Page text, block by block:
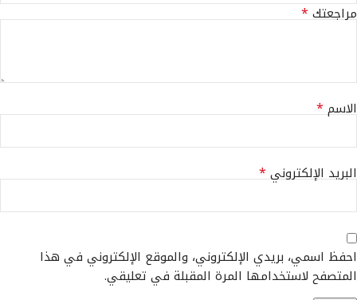
مراجعتك*
الاسم*
البريد الإلكتروني*
احفظ اسمي، بريدي الإلكتروني، والموقع الإلكتروني في هذا
المتصفح لاستخدامها المرة المقبلة في تعليقي.